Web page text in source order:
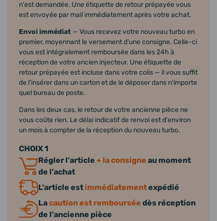
n'est demandée. Une étiquette de retour prépayée vous
est envoyée par mail immédiatement après votre achat.
Envoi immédiat — Vous recevez votre nouveau turbo en
premier, moyennant le versement d'une consigne. Celle-ci
vous est intégralement remboursée dans les 24h à
réception de votre ancien injecteur. Une étiquette de
retour prépayée est incluse dans votre colis — il vous suffit
de l'insérer dans un carton et de le déposer dans n'importe
quel bureau de poste.
Dans les deux cas, le retour de votre ancienne pièce ne
vous coûte rien. Le délai indicatif de renvoi est d'environ
un mois à compter de la réception du nouveau turbo.
CHOIX 1
Régler l'article + la consigne au moment
de l'achat
L'article est immédiatementexpédié
Lacaution est remboursée dès réception
de l'ancienne pièce